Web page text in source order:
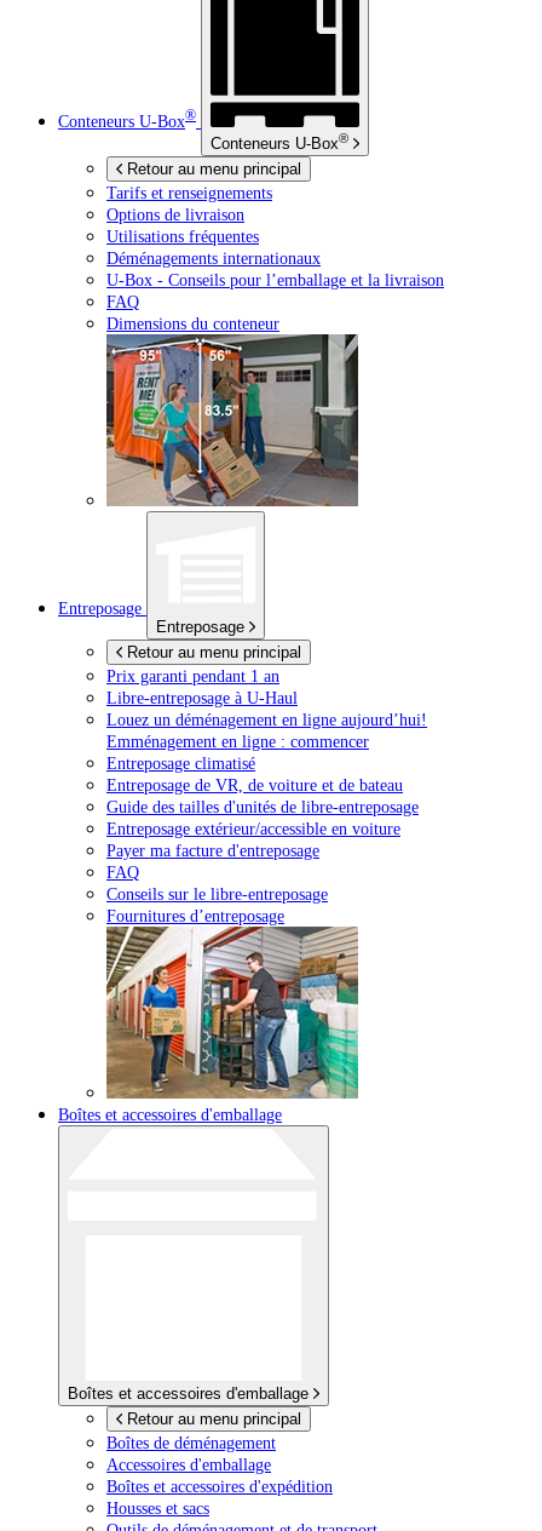
Conteneurs U-Box®
Conteneurs U-Box®
Retour au menu principal
Tarifs et renseignements
Options de livraison
Utilisations fréquentes
Déménagements internationaux
U-Box - Conseils pour l’emballage et la livraison
FAQ
Dimensions du conteneur
Entreposage
Entreposage
Retour au menu principal
Prix garanti pendant 1 an
Libre-entreposage à U-Haul
Louez un déménagement en ligne aujourd’hui!
Emménagement en ligne : commencer
Entreposage climatisé
Entreposage de VR, de voiture et de bateau
Guide des tailles d'unités de libre-entreposage
Entreposage extérieur/accessible en voiture
Payer ma facture d'entreposage
FAQ
Conseils sur le libre-entreposage
Fournitures d’entreposage
Boîtes et accessoires d'emballage
Boîtes et accessoires d'emballage
Retour au menu principal
Boîtes de déménagement
Accessoires d'emballage
Boîtes et accessoires d'expédition
Housses et sacs